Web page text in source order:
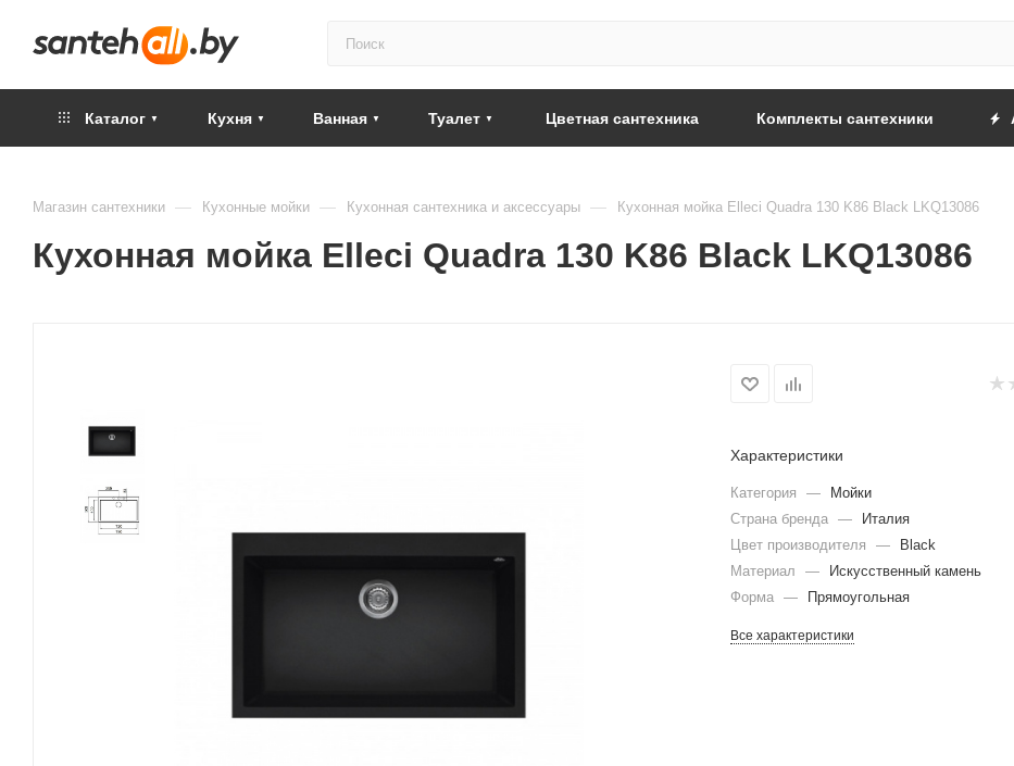
Каталог Кухня Ванная Туалет Цветная сантехника Комплекты сантехники
Магазин сантехники — Кухонные мойки — Кухонная сантехника и аксессуары — Кухонная мойка Elleci Quadra 130 K86 Black LKQ13086
Кухонная мойка Elleci Quadra 130 K86 Black LKQ13086
Характеристики
Категория —
Мойки
Страна бренда —
Италия
Цвет производителя
—
Black
Материал
—
Искусственный камень
Форма — Прямоугольная
Все характеристики